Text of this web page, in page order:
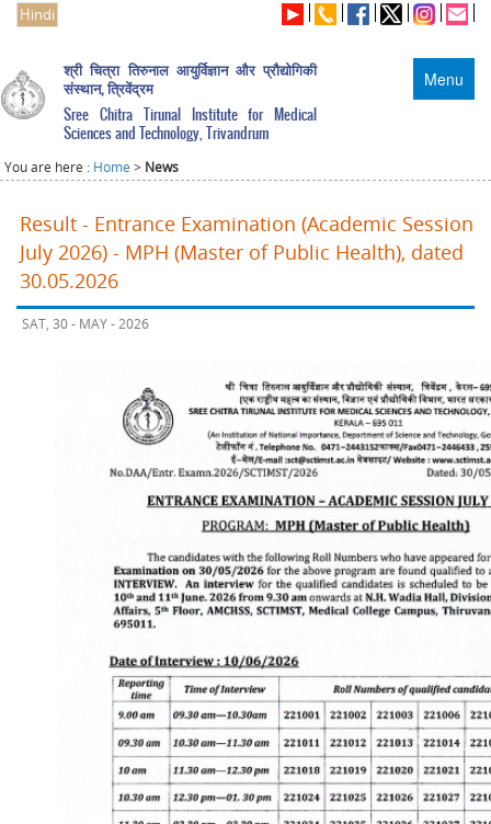
Hindi
Menu
श्री चित्रा तिरुनाल आयुर्विज्ञान और प्रौद्योगिकी
संस्थान, त्रिवेंद्रम
Sree Chitra Tirunal Institute for Medical
Sciences and Technology, Trivandrum
You are here : Home > News
Result - Entrance Examination (Academic Session
July 2026) - MPH (Master of Public Health), dated
30.05.2026
SAT, 30 - MAY - 2026